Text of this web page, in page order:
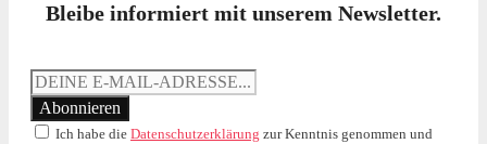
Bleibe informiert mit unserem Newsletter.
Ich habe die Datenschutzerklärung zur Kenntnis genommen und